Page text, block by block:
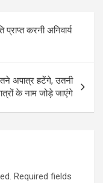
करनी अनिवार्य
अपात्र हटेंगे, उतनी
के नाम जोड़े जाएंगे
Required fields